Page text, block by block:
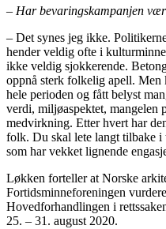
– Har bevaringskampanjen væ
– Det synes jeg ikke.
hender veldig ofte i
ikke veldig sjokkerende.
oppnå sterk folkelig apell.
hele perioden og fått belyst
verdi, miljøaspektet, mangelen
medvirkning. Etter hvert har
folk. Du skal lete langt tilbake i
som har vekket lignende
Løkken forteller at Norske
Fortidsminneforeningen
Hovedforhandlingen i
25. – 31. august 2020.